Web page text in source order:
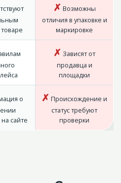
✗ Возможны
отличия в упаковке и
маркировке
✗ Зависят от
продавца и
площадки
о
сайте
✗ Происхождение и
статус требуют
проверки